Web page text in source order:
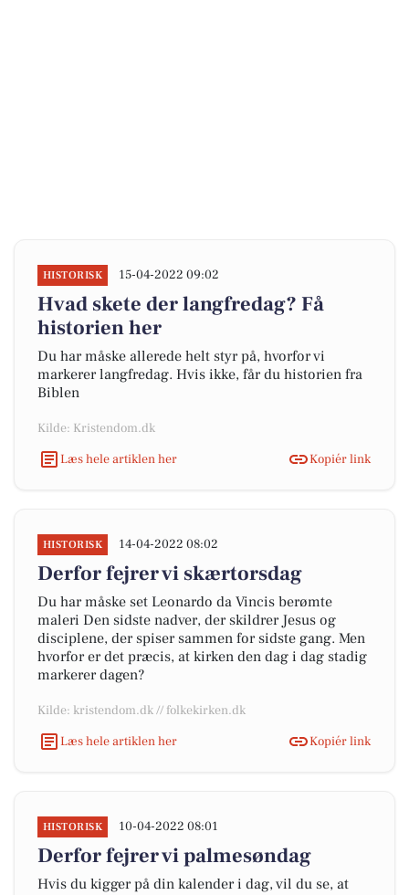
HISTORISK 15-04-2022 09:02
Hvad skete der langfredag? Få
historien her
Du har måske allerede helt styr på, hvorfor vi
markerer langfredag. Hvis ikke, får du historien fra
Biblen
Kilde: Kristendom.dk
Læs hele artiklen her
Kopiér link
HISTORISK 14-04-2022 08:02
Derfor fejrer vi skærtorsdag
Du har måske set Leonardo da Vincis berømte
maleri Den sidste nadver, der skildrer Jesus og
disciplene, der spiser sammen for sidste gang. Men
hvorfor er det præcis, at kirken den dag i dag stadig
markerer dagen?
Kilde: kristendom.dk // folkekirken.dk
Læs hele artiklen her
Kopiér link
HISTORISK 10-04-2022 08:01
Derfor fejrer vi palmesøndag
Hvis du kigger på din kalender i dag, vil du se, at